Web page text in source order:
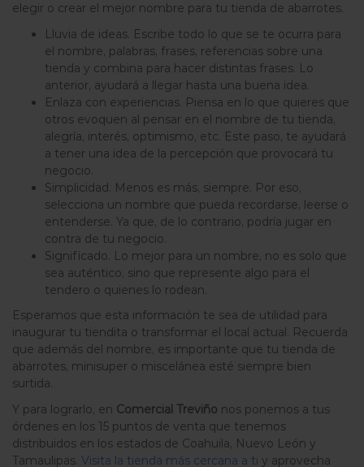
elegir o crear el mejor nombre para tu tienda de abarrotes.
Lluvia de ideas. Escribe todo lo que se te ocurra para
el nombre, palabras, frases, referencias sobre una
tienda y combina para hacer distintas frases. Lo
anterior, ayudará a llegar hasta una buena idea.
Enlaza con experiencias. Piensa en lo que quieres que
otros evoquen al pensar en el nombre de tu tienda,
alegría, interés, optimismo, etc. Este paso, te ayudará
a tener una idea de la percepción que provocará tu
negocio.
Simplicidad. Menos es más, siempre. Por eso,
selecciona un nombre que pueda recordarse, leerse o
entenderse. Ya que, de lo contrario, podría jugar en
contra de tu negocio.
Significado. Lo mejor para un nombre, no es solo que
sea auténtico, sino que represente algo para el
tendero o quienes lo rodean.
Esperamos que esta información te sea de utilidad para
inaugurar tu tiendita o transformar el local actual. Recuerda
que además del nombre, es importante que tu tienda de
abarrotes, minisuper o miscelánea esté siempre bien
surtida.
Y para lograrlo, en Comercial Treviño nos ponemos a tus
órdenes en los 15 puntos de venta que tenemos
distribuidos en los estados de Coahuila, Nuevo León y
Tamaulipas. Visita la tienda más cercana a ti y aprovecha